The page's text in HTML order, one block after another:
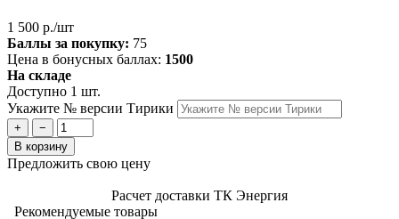
1 500 р./шт
Баллы за покупку: 75
Цена в бонусных баллах: 1500
На складе
Доступно 1 шт.
Укажите № версии Тирики
+
−
В корзину
Предложить свою цену
Расчет доставки ТК Энергия
Рекомендуемые товары